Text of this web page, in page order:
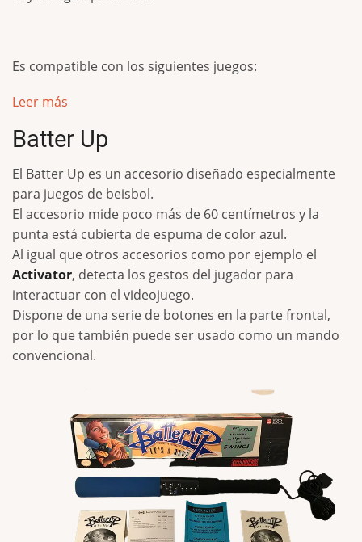
Es compatible con los siguientes juegos:
Leer más
Batter Up
El Batter Up es un accesorio diseñado especialmente
para juegos de beisbol.
El accesorio mide poco más de 60 centímetros y la
punta está cubierta de espuma de color azul.
Al igual que otros accesorios como por ejemplo el
Activator, detecta los gestos del jugador para
interactuar con el videojuego.
Dispone de una serie de botones en la parte frontal,
por lo que también puede ser usado como un mando
convencional.